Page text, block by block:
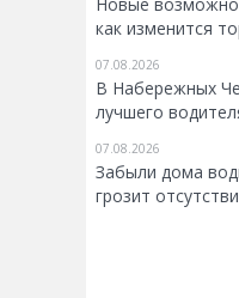
как изменится
07.08.2026
В Набережных
лучшего
07.08.2026
Забыли дома
грозит